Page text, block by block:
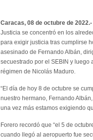
Caracas, 08 de octubre de 2022.-
Justicia se concentró en los
para exigir justicia tras cumplirse
asesinado de Fernando Albán,
secuestrado por el SEBIN y luego
régimen de Nicolás Maduro.
“El día de hoy 8 de octubre se
nuestro hermano, Fernando
una vez más estamos exigiendo
Forero recordó que “el 5 de
cuando llegó al aeropuerto fue